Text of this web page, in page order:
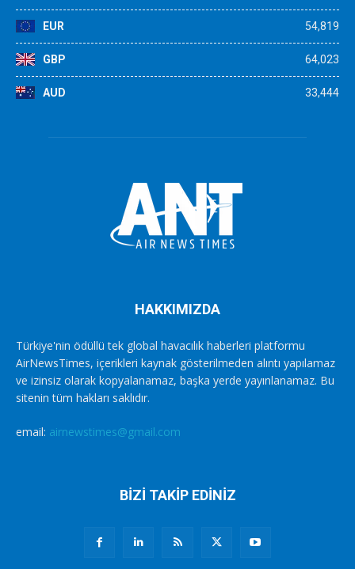
EUR 54,819
GBP 64,023
AUD 33,444
HAKKIMIZDA
Türkiye'nin ödüllü tek global havacılık haberleri platformu
AirNewsTimes, içerikleri kaynak gösterilmeden alıntı yapılamaz
ve izinsiz olarak kopyalanamaz, başka yerde yayınlanamaz. Bu
sitenin tüm hakları saklıdır.
email: airnewstimes@gmail.com
BİZİ TAKİP EDİNİZ